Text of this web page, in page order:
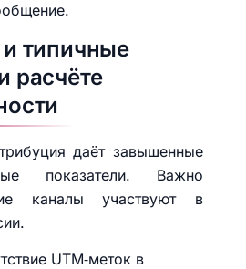
типичные
расчёте
даёт завышенные
показатели. Важно
каналы участвуют в
UTM‑меток в